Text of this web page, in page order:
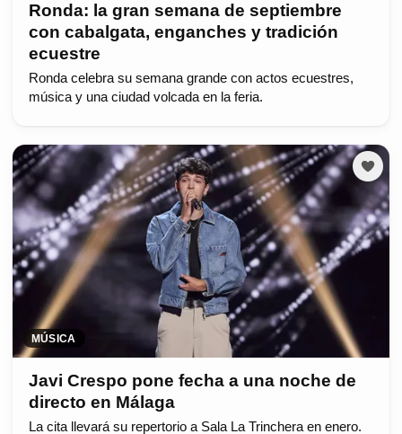
Ronda: la gran semana de septiembre
con cabalgata, enganches y tradición
ecuestre
Ronda celebra su semana grande con actos ecuestres,
música y una ciudad volcada en la feria.
MÚSICA
Javi Crespo pone fecha a una noche de
directo en Málaga
La cita llevará su repertorio a Sala La Trinchera en enero.